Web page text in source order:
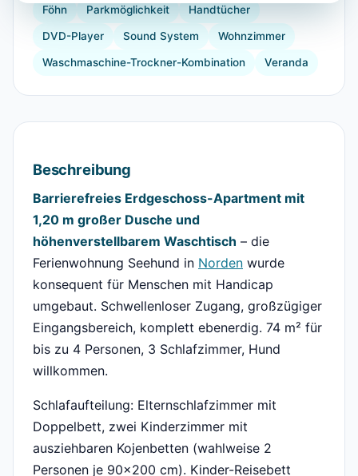
Föhn Parkmöglichkeit Handtücher
DVD-Player Sound System Wohnzimmer
Waschmaschine-Trockner-Kombination Veranda
Beschreibung
Barrierefreies Erdgeschoss-Apartment mit
1,20 m großer Dusche und
höhenverstellbarem Waschtisch – die
Ferienwohnung Seehund in Norden wurde
konsequent für Menschen mit Handicap
umgebaut. Schwellenloser Zugang, großzügiger
Eingangsbereich, komplett ebenerdig. 74 m² für
bis zu 4 Personen, 3 Schlafzimmer, Hund
willkommen.
Schlafaufteilung: Elternschlafzimmer mit
Doppelbett, zwei Kinderzimmer mit
ausziehbaren Kojenbetten (wahlweise 2
Personen je 90x200 cm). Kinder-Reisebett